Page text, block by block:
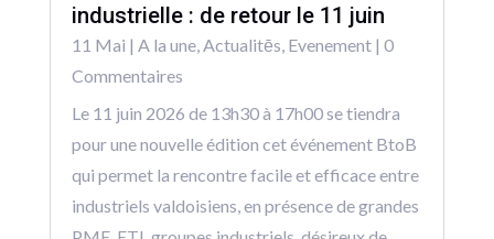
industrielle : de retour le 11 juin
11 Mai | A la une,Actualitēs, Evenement| 0
Commentaires
Le 11 juin 2026 de 13h30 à 17h00 se tiendra
pour une nouvelle édition cet événement BtoB
qui permet la rencontre facile et efficace entre
industriels valdoisiens, en présence de grandes